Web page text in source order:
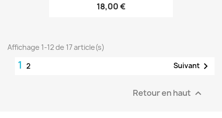
18,00 €
Affichage 1-12 de 17 article(s)
1 2 Suivant 
Retour en haut 